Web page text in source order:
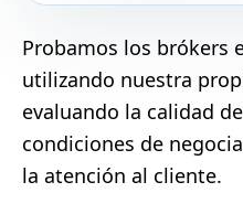
Probamos los brókers
utilizando nuestra
evaluando la calidad
condiciones de
la atención al cliente.